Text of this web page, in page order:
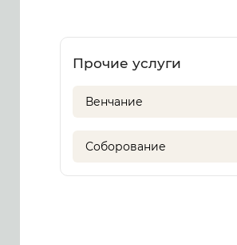
Прочие услуги
Венчание
Соборование